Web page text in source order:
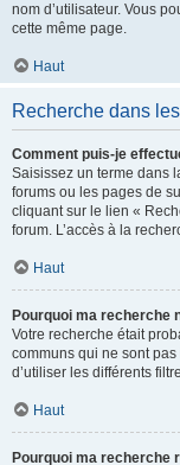
nom d’utilisateur. Vous
cette même page.
Haut
Recherche dans
Comment puis-je
Saisissez un terme dans
forums ou les pages de
cliquant sur le lien «
forum. L’accès à la
Haut
Pourquoi ma recherche
Votre recherche était
communs qui ne sont
d’utiliser les différents
Haut
Pourquoi ma recherche